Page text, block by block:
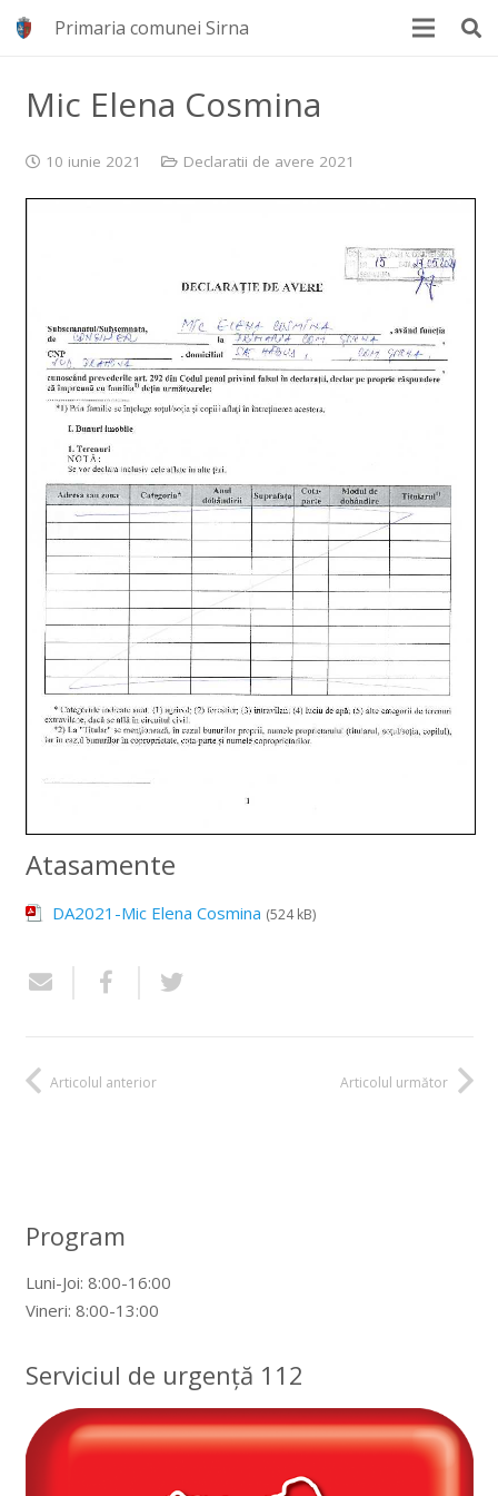
Primaria comunei Sirna
Mic Elena Cosmina
10 iunie 2021 Declaratii de avere 2021
Atasamente
DA2021-Mic Elena Cosmina (524 kB)
Articolul anterior Articolul următor
Program
Luni-Joi: 8:00-16:00
Vineri: 8:00-13:00
Serviciul de urgență 112